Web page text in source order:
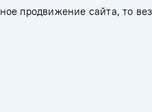
продвижение сайта, то